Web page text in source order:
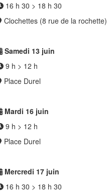
16 h 30 > 18 h 30
Clochettes (8 rue de la rochette)
Samedi 13 juin
9 h > 12 h
Place Durel
Mardi 16 juin
9 h > 12 h
Place Durel
Mercredi 17 juin
16 h 30 > 18 h 30